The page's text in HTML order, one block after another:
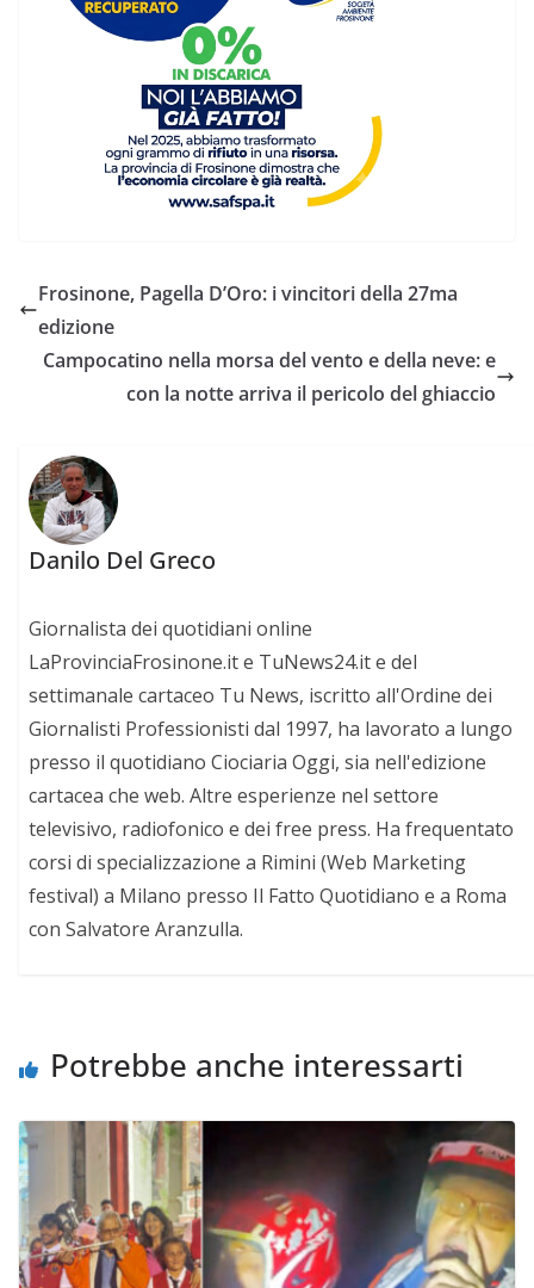
Frosinone, Pagella D’Oro: i vincitori della 27ma
edizione
Campocatino nella morsa del vento e della neve: e
con la notte arriva il pericolo del ghiaccio
Danilo Del Greco
Giornalista dei quotidiani online
LaProvinciaFrosinone.it e TuNews24.it e del
settimanale cartaceo Tu News, iscritto all'Ordine dei
Giornalisti Professionisti dal 1997, ha lavorato a lungo
presso il quotidiano Ciociaria Oggi, sia nell'edizione
cartacea che web. Altre esperienze nel settore
televisivo, radiofonico e dei free press. Ha frequentato
corsi di specializzazione a Rimini (Web Marketing
festival) a Milano presso Il Fatto Quotidiano e a Roma
con Salvatore Aranzulla.
Potrebbe anche interessarti